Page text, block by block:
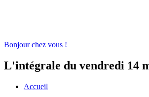
Bonjour chez vous !
L'intégrale du vendredi 14
Accueil